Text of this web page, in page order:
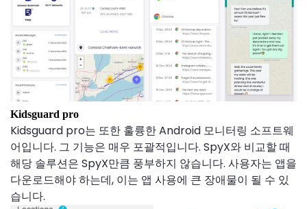
Kidsguard pro
Kidsguard pro는 또한 훌륭한 Android 모니터링 소프트웨
어입니다. 그 기능은 매우 포괄적입니다. SpyX와 비교할 때
해당 솔루션은 SpyX만큼 풍부하지 않습니다. 사용자는 앱을
다운로드해야 하는데, 이는 앱 사용에 큰 장애물이 될 수 있
습니다.